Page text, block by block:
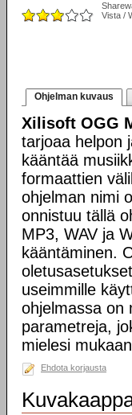
Vista /
Ohjelman kuvaus
Xilisoft OGG
tarjoaa helpon
kääntää
formaattien
ohjelman nimi
onnistuu tällä
MP3, WAV ja
kääntäminen.
useimmille
ohjelmassa on
parametreja,
mielesi
Ehdota korjausta